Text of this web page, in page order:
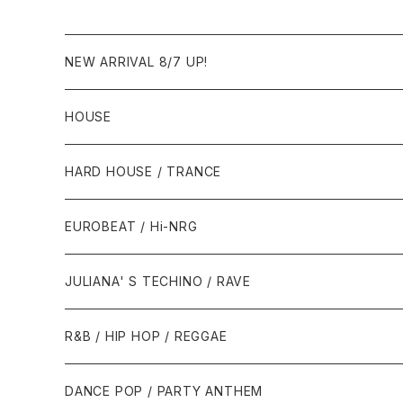
NEW ARRIVAL 8/7 UP!
HOUSE
1980年代
1987年・以前
1988年
1990年代
1990年
1991年
2000年代
2000年
2001年
2010年代
2010年
HARD HOUSE / TRANCE
1990年代
1994年・以前
1995年
2000年代
2000年
2001年
EUROBEAT / Hi-NRG
1980年代
1986年・以前
1987年
1990年代
1990年
2000年代
JULIANA' S TECHINO / RAVE
1990年代
1990年
2000年代
R&B / HIP HOP / REGGAE
1980年代
DANCE POP / PARTY ANTHEM